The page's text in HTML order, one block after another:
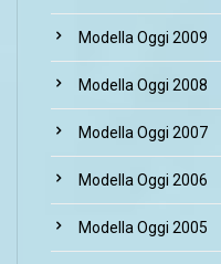
Modella Oggi 2009
Modella Oggi 2008
Modella Oggi 2007
Modella Oggi 2006
Modella Oggi 2005